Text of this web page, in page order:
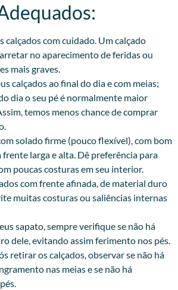
calçados com cuidado. Um calçado
no aparecimento de feridas ou
mais graves.
calçados ao final do dia e com meias;
dia o seu pé é normalmente maior
temos menos chance de comprar
solado firme (pouco flexível), com bom
larga e alta. Dê preferência para
poucas costuras em seu interior.
com frente afinada, de material duro
muitas costuras ou saliências internas
sapato, sempre verifique se não há
dele, evitando assim ferimento nos pés.
retirar os calçados, observar se não há
nas meias e se não há
nos pés.